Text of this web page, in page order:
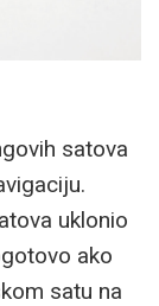
satova
uklonio
ako
satu na